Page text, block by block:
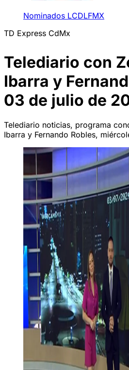
Nominados LCDLFMX
TD Express CdMx
Telediario con
Ibarra y
03 de julio de
Telediario noticias, programa
Ibarra y Fernando Robles,